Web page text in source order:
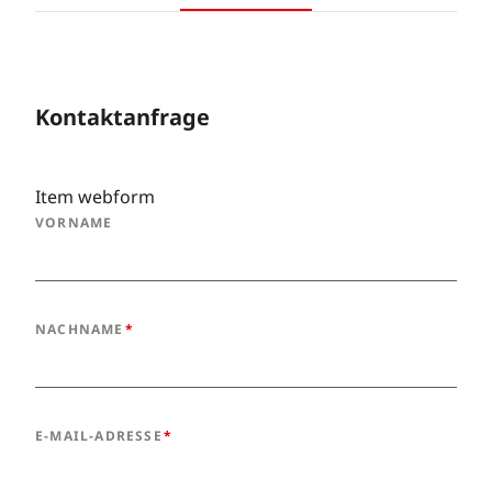
Kontaktanfrage
Item webform
VORNAME
NACHNAME
E-MAIL-ADRESSE